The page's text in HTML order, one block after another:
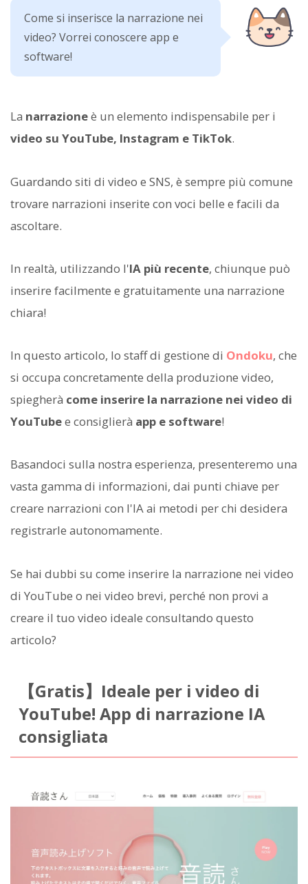
Come si inserisce la narrazione nei
video? Vorrei conoscere app e
software!
La narrazioneè un elemento indispensabile per i
video su YouTube, Instagram e TikTok.
Guardando siti di video e SNS, è sempre più comune
trovare narrazioni inserite con voci belle e facili da
ascoltare.
In realtà, utilizzando l'IA più recente, chiunque può
inserire facilmente e gratuitamente una narrazione
chiara!
In questo articolo, lo staff di gestione di Ondoku, che
si occupa concretamente della produzione video,
spiegherà come inserire la narrazione nei video di
YouTubee consiglierà app e software!
Basandoci sulla nostra esperienza, presenteremo una
vasta gamma di informazioni, dai punti chiave per
creare narrazioni con l'IA ai metodi per chi desidera
registrarle autonomamente.
Se hai dubbi su come inserire la narrazione nei video
di YouTube o nei video brevi, perché non provi a
creare il tuo video ideale consultando questo
articolo?
【Gratis】Ideale per i video di
YouTube! App di narrazione IA
consigliata